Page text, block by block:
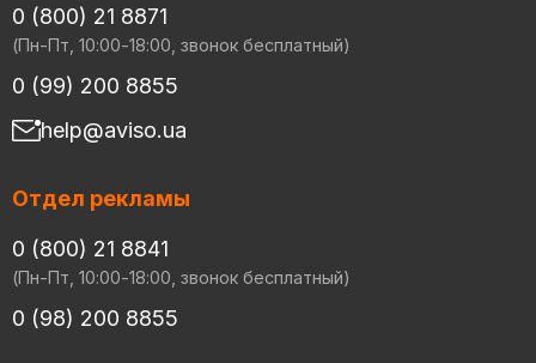
0 (800) 21 8871
(Пн-Пт, 10:00-18:00, звонок бесплатный)
0 (99) 200 8855
help@aviso.ua
Отдел рекламы
0 (800) 21 8841
(Пн-Пт, 10:00-18:00, звонок бесплатный)
0 (98) 200 8855